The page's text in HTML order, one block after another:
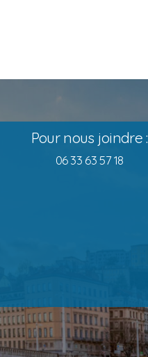
Pour nous joindre :
06 33 63 57 18